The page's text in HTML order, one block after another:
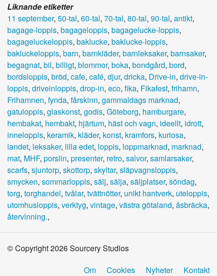
Liknande etiketter
11 september, 50-tal, 60-tal, 70-tal, 80-tal, 90-tal, antikt,
bagage-loppis, bagageloppis, bagagelucke-loppis,
bagageluckeloppis, baklucke, baklucke-loppis,
bakluckeloppis, barn, barnkläder, barnleksaker, barnsaker,
begagnat, bil, billigt, blommor, boka, bondgård, bord,
bordsloppis, bröd, cafe, café, djur, dricka, Drive-in, drive-in-
loppis, driveinloppis, drop-in, eco, fika, Fikafest, frihamn,
Frihamnen, fynda, fårskinn, gammaldags marknad,
gatuloppis, glaskonst, godis, Göteborg, hamburgare,
hembakat, hembakt, hjärtum, häst och vagn, ideellt, idrott,
inneloppis, keramik, kläder, konst, kramfors, kuriosa,
landet, leksaker, lilla edet, loppis, loppmarknad, marknad,
mat, MHF, porslin, presenter, retro, salvor, samlarsaker,
scarfs, sjuntorp, skottorp, skyltar, släpvagnsloppis,
smycken, sommarloppis, sälj, sälja, säljplatser, söndag,
torg, torghandel, tvålar, tvättnötter, unikt hantverk, uteloppis,
utomhusloppis, verktyg, vintage, västra götaland, åsbräcka,
återvinning.,
© Copyright 2026 Sourcery Studios
Om
Cookies Nyheter Kontakt